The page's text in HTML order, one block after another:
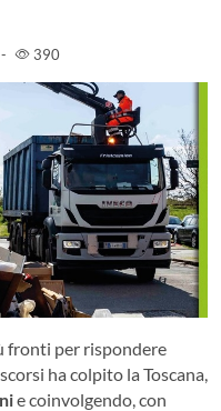
- 390
fronti per rispondere
ha colpito la Toscana,
e coinvolgendo, con